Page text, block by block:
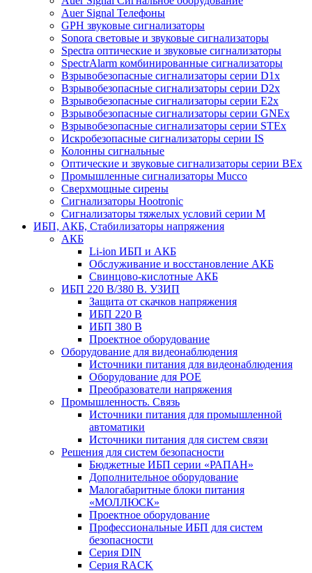
Auer Signal Телефоны
GPH звуковые сигнализаторы
Sonora световые и звуковые сигнализаторы
Spectra оптические и звуковые сигнализаторы
SpectrAlarm комбинированные сигнализаторы
Взрывобезопасные сигнализаторы серии D1x
Взрывобезопасные сигнализаторы серии D2x
Взрывобезопасные сигнализаторы серии E2x
Взрывобезопасные сигнализаторы серии GNEx
Взрывобезопасные сигнализаторы серии STEx
Искробезопасные сигнализаторы серии IS
Колонны сигнальные
Оптические и звуковые сигнализаторы серии BEx
Промышленные сигнализаторы Mucco
Сверхмощные сирены
Сигнализаторы Hootronic
Сигнализаторы тяжелых условий серии M
ИБП, АКБ, Стабилизаторы напряжения
АКБ
Li-ion ИБП и АКБ
Обслуживание и восстановление АКБ
Свинцово-кислотные АКБ
ИБП 220 В/380 В. УЗИП
Защита от скачков напряжения
ИБП 220 В
ИБП 380 В
Проектное оборудование
Оборудование для видеонаблюдения
Источники питания для видеонаблюдения
Оборудование для POE
Преобразователи напряжения
Промышленность. Связь
Источники питания для промышленной
автоматики
Источники питания для систем связи
Решения для систем безопасности
Бюджетные ИБП серии «РАПАН»
Дополнительное оборудование
Малогабаритные блоки питания
«МОЛЛЮСК»
Проектное оборудование
Профессиональные ИБП для систем
безопасности
Серия DIN
Серия RACK